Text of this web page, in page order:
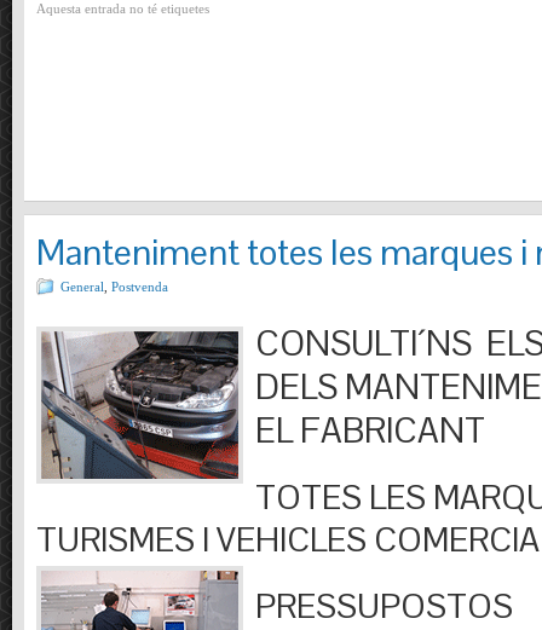
Aquesta entrada no té etiquetes
Manteniment totes les marques i
General Postvenda
CONSULTI´NS
DELS
EL FABRICANT
TOTES LES
TURISMES I VEHICLES
PRESSUPOSTOS